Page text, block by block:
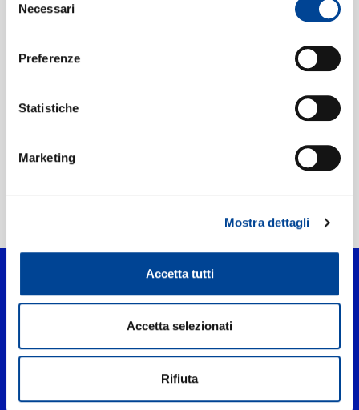
delNecessari
Preferenze
Statistiche
Marketing
Mostra dettagli
Accetta tutti
Accetta selezionati
Rifiuta
UPC:00602478176043
Etichetta:Metatron
La nostra storia normale